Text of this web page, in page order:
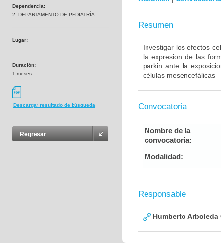
Dependencia:
2- DEPARTAMENTO DE PEDIATRÍA
Lugar:
---
Duración:
1 meses
Descargar resultado de búsqueda
Regresar
Resumen
Investigar los efectos
la expresion de las
parkin ante la
células mesencefálicas
Convocatoria
Nombre de la
convocatoria:
Modalidad:
Responsable
Humberto Arboleda